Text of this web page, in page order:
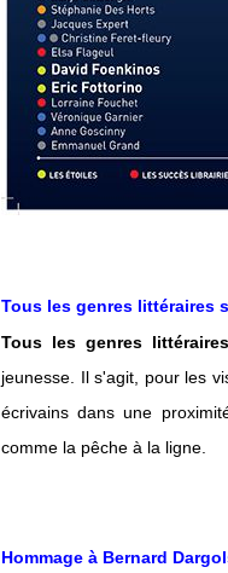
Tous les genres littéraires
Tous les genres
jeunesse. Il s'agit, pour les
écrivains dans une
comme la pêche à la ligne.
Hommage à Bernard